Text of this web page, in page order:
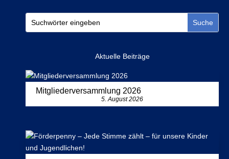
Aktuelle Beiträge
Mitgliederversammlung 2026
5. August 2026